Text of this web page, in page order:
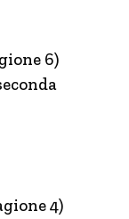
6)
4)